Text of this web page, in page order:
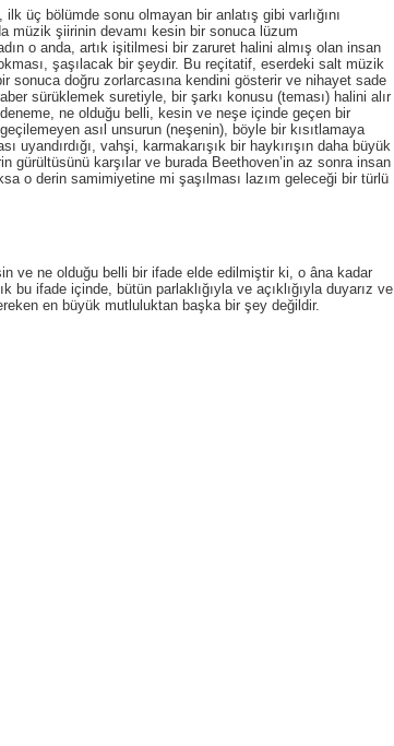
bölümde sonu olmayan bir anlatış gibi varlığını
müzik şiirinin devamı kesin bir sonuca lüzum
o anda, artık işitilmesi bir zaruret halini almış olan insan
şaşılacak bir şeydir. Bu reçitatif, eserdeki salt müzik
sonuca doğru zorlarcasına kendini gösterir ve nihayet sade
sürüklemek suretiyle, bir şarkı konusu (teması) halini alır
ne olduğu belli, kesin ve neşe içinde geçen bir
asıl unsurun (neşenin), böyle bir kısıtlamaya
vahşi, karmakarışık bir haykırışın daha büyük
gürültüsünü karşılar ve burada Beethoven’in az sonra insan
o derin samimiyetine mi şaşılması lazım geleceği bir türlü
ne olduğu belli bir ifade elde edilmiştir ki, o âna kadar
ifade içinde, bütün parlaklığıyla ve açıklığıyla duyarız ve
en büyük mutluluktan başka bir şey değildir.